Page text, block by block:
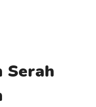
Serah